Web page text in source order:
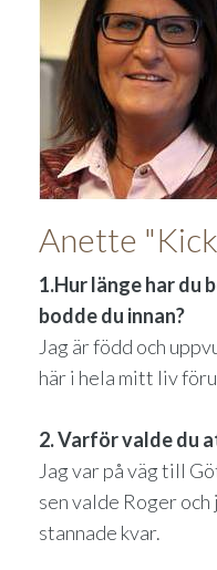
Anette
1.Hur länge har du
bodde du innan?
Jag är född och
här i hela mitt liv
2. Varför valde du
Jag var på väg till
sen valde Roger och
stannade kvar.